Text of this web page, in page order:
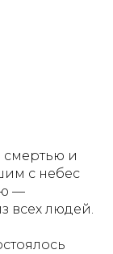
смертью и
с небес
—
всех людей.